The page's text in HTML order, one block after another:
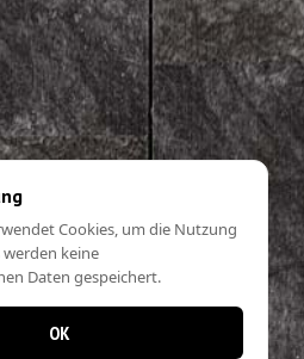
Cookies, um die Nutzung
werden keine
Daten gespeichert.
OK